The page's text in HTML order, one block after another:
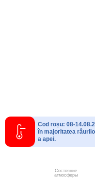
Cod roșu: 08-
în majoritatea
a apei.
Состояние
атмосферы